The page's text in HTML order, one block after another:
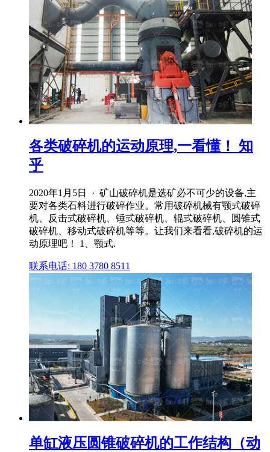
各类破碎机的运动原理,一看懂！ 知
乎
2020年1月5日 · 矿山破碎机是选矿必不可少的设备,主
要对各类石料进行破碎作业。常用破碎机械有颚式破碎
机、反击式破碎机、锤式破碎机、辊式破碎机、圆锥式
破碎机、移动式破碎机等等。让我们来看看,破碎机的运
动原理吧！ 1、颚式.
联系电话: 180 3780 8511
单缸液压圆锥破碎机的工作结构（动